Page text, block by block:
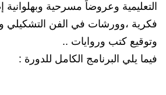
التعليمية وعروضاً مسرحية
فكرية ،وورشات في الفن التشكيلي
وتوقيع كتب وروايات ..
فيما يلي البرنامج الكامل للدورة :